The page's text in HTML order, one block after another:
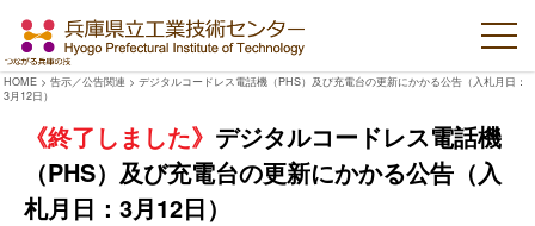
HOME > 告示／公告関連 > デジタルコードレス電話機（PHS）及び充電台の更新にかかる公告（入札月日：
3月12日）
デジタルコードレス電話機
（PHS）及び充電台の更新にかかる公告（入
札月日：3月12日）